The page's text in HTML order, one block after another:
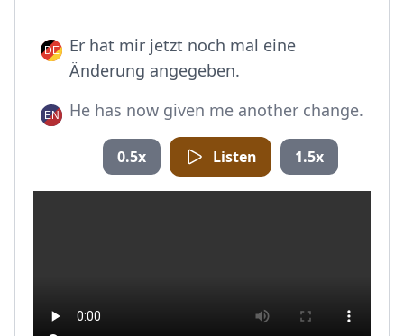
Er hat mir jetzt noch mal eine
Änderung angegeben.
He has now given me another change.
0.5x Listen 1.5x